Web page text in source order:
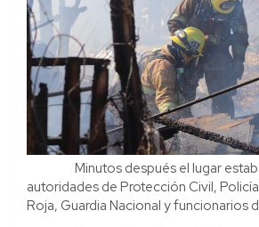
Minutos después el lugar
autoridades de Protección Civil,
Roja, Guardia Nacional y funcionarios